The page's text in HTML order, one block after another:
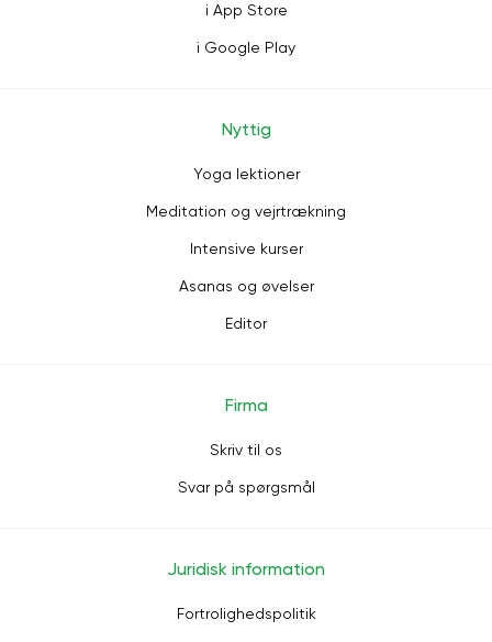
i App Store
i Google Play
Nyttig
Yoga lektioner
Meditation og vejrtrækning
Intensive kurser
Asanas og øvelser
Editor
Firma
Skriv til os
Svar på spørgsmål
Juridisk information
Fortrolighedspolitik